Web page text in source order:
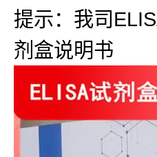
提示：我司
剂盒说明书